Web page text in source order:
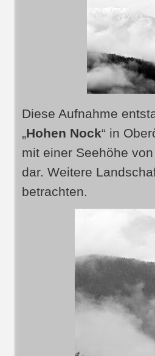
Diese Aufnahme
„Hohen Nock“ in
mit einer Seehöhe
dar. Weitere
betrachten.